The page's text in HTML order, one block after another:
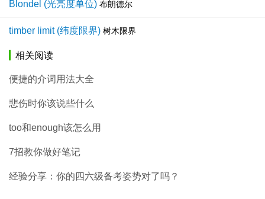
Blondel (光亮度单位) 布朗德尔
timber limit (纬度限界) 树木限界
相关阅读
便捷的介词用法大全
悲伤时你该说些什么
too和enough该怎么用
7招教你做好笔记
经验分享：你的四六级备考姿势对了吗？